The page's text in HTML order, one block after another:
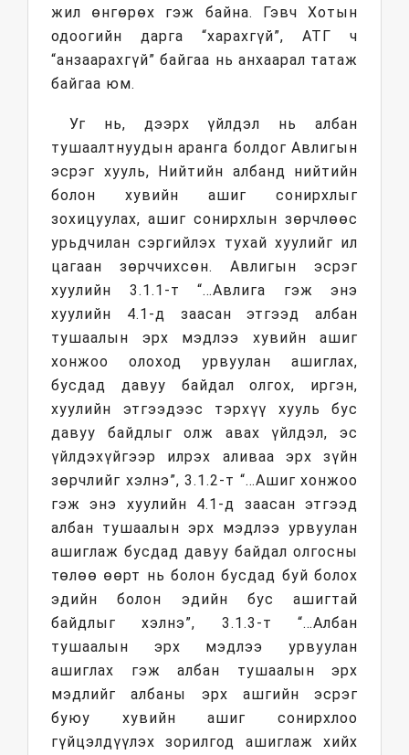
жил өнгөрөх гэж байна. Гэвч Хотын
одоогийн дарга “харахгүй”, АТГ ч
“анзаарахгүй” байгаа нь анхаарал татаж
байгаа юм.
Уг нь, дээрх үйлдэл нь албан
тушаалтнуудын аранга болдог Авлигын
эсрэг хууль, Нийтийн албанд нийтийн
болон хувийн ашиг сонирхлыг
зохицуулах, ашиг сонирхлын зөрчлөөс
урьдчилан сэргийлэх тухай хуулийг ил
цагаан зөрччихсөн. Авлигын эсрэг
хуулийн 3.1.1-т “…Авлига гэж энэ
хуулийн 4.1-д заасан этгээд албан
тушаалын эрх мэдлээ хувийн ашиг
хонжоо олоход урвуулан ашиглах,
бусдад давуу байдал олгох, иргэн,
хуулийн этгээдээс тэрхүү хууль бус
давуу байдлыг олж авах үйлдэл, эс
үйлдэхүйгээр илрэх аливаа эрх зүйн
зөрчлийг хэлнэ”, 3.1.2-т “…Ашиг хонжоо
гэж энэ хуулийн 4.1-д заасан этгээд
албан тушаалын эрх мэдлээ урвуулан
ашиглаж бусдад давуу байдал олгосны
төлөө өөрт нь болон бусдад буй болох
эдийн болон эдийн бус ашигтай
байдлыг хэлнэ”, 3.1.3-т “…Албан
тушаалын эрх мэдлээ урвуулан
ашиглах гэж албан тушаалын эрх
мэдлийг албаны эрх ашгийн эсрэг
буюу хувийн ашиг сонирхлоо
гүйцэлдүүлэх зорилгод ашиглаж хийх